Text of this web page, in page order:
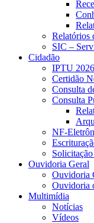
Relatórios
SIC –
Cidadão
IPTU 2026
Certidão
Consulta
Consulta
NF-
Ouvidoria Geral
Ouvidoria
Ouvidoria
Multimídia
Notícias
Vídeos